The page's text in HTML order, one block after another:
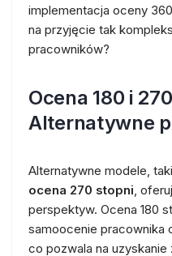
implementacja oceny
na przyjęcie tak
pracowników?
Ocena 180 i
Alternatywne
Alternatywne modele,
ocena 270 stopni,
perspektyw. Ocena 180
samoocenie pracownika
co pozwala na